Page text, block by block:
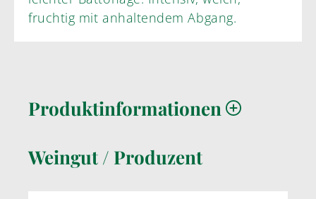
fruchtig mit anhaltendem Abgang.
Produktinformationen
Weingut / Produzent